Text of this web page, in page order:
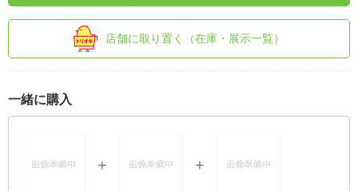
店舗に取り置く（在庫・展示一覧）
一緒に購入